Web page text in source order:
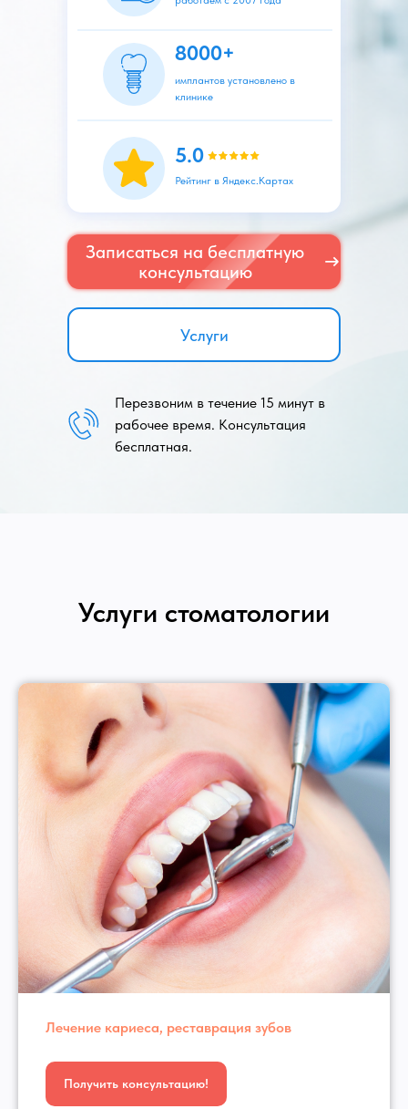
Записаться на бесплатную
консультацию
Услуги
8000+
имплантов установлено в
клинике
5.0
Рейтинг в Яндекс.Картах
Перезвоним в течение 15 минут в
рабочее время. Консультация
бесплатная.
Услуги стоматологии
Лечение кариеса, реставрация зубов
Получить консультацию!